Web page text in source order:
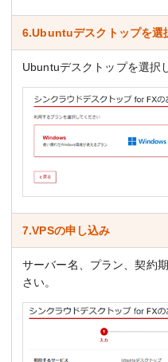
6.Ubuntuデスクトップを選
Ubuntuデスクトップを選択
7.VPSの申し込み
サーバー名、プラン、契約
さい。